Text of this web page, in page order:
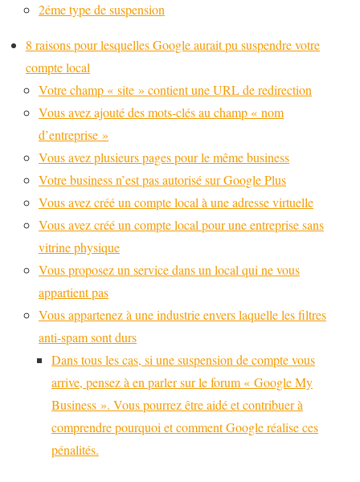
2éme type de suspension
8 raisons pour lesquelles Google aurait pu suspendre votre
compte local
Votre champ « site » contient une URL de redirection
Vous avez ajouté des mots-clés au champ « nom
d’entreprise »
Vous avez plusieurs pages pour le même business
Votre business n’est pas autorisé sur Google Plus
Vous avez créé un compte local à une adresse virtuelle
Vous avez créé un compte local pour une entreprise sans
vitrine physique
Vous proposez un service dans un local qui ne vous
appartient pas
Vous appartenez à une industrie envers laquelle les filtres
anti-spam sont durs
Dans tous les cas, si une suspension de compte vous
arrive, pensez à en parler sur le forum « Google My
Business ». Vous pourrez être aidé et contribuer à
comprendre pourquoi et comment Google réalise ces
pénalités.